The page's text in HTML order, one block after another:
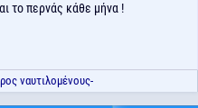
το περνάς κάθε μήνα !
ναυτιλομένους-